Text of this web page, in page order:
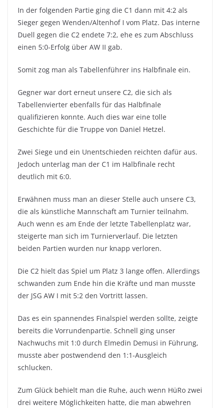
In der folgenden Partie ging die C1 dann mit 4:2 als
Sieger gegen Wenden/Altenhof I vom Platz. Das interne
Duell gegen die C2 endete 7:2, ehe es zum Abschluss
einen 5:0-Erfolg über AW II gab.
Somit zog man als Tabellenführer ins Halbfinale ein.
Gegner war dort erneut unsere C2, die sich als
Tabellenvierter ebenfalls für das Halbfinale
qualifizieren konnte. Auch dies war eine tolle
Geschichte für die Truppe von Daniel Hetzel.
Zwei Siege und ein Unentschieden reichten dafür aus.
Jedoch unterlag man der C1 im Halbfinale recht
deutlich mit 6:0.
Erwähnen muss man an dieser Stelle auch unsere C3,
die als künstliche Mannschaft am Turnier teilnahm.
Auch wenn es am Ende der letzte Tabellenplatz war,
steigerte man sich im Turnierverlauf. Die letzten
beiden Partien wurden nur knapp verloren.
Die C2 hielt das Spiel um Platz 3 lange offen. Allerdings
schwanden zum Ende hin die Kräfte und man musste
der JSG AW I mit 5:2 den Vortritt lassen.
Das es ein spannendes Finalspiel werden sollte, zeigte
bereits die Vorrundenpartie. Schnell ging unser
Nachwuchs mit 1:0 durch Elmedin Demusi in Führung,
musste aber postwendend den 1:1-Ausgleich
schlucken.
Zum Glück behielt man die Ruhe, auch wenn HüRo zwei
drei weitere Möglichkeiten hatte, die man abwehren